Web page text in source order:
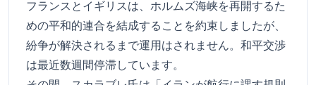
フランスとイギリスは、ホルムズ海峡を再開するた
めの平和的連合を結成することを約束しましたが、
紛争が解決されるまで運用はされません。和平交渉
は最近数週間停滞しています。